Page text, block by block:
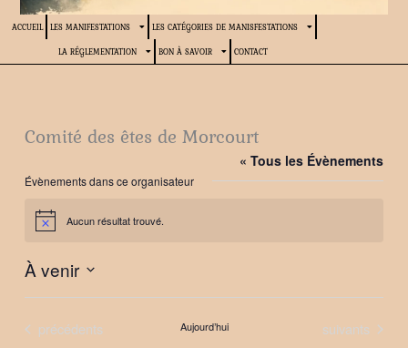
ACCUEIL LES MANIFESTATIONS LES CATÉGORIES DE MANISFESTATIONS
LA RÉGLEMENTATION BON À SAVOIR CONTACT
Comité des êtes de Morcourt
« Tous les Évènements
Évènements dans ce organisateur
Notice Aucun résultat trouvé.
À venir
Sélectionnez
date.Évènements
précédents Aujourd’hui Évènements
suivants